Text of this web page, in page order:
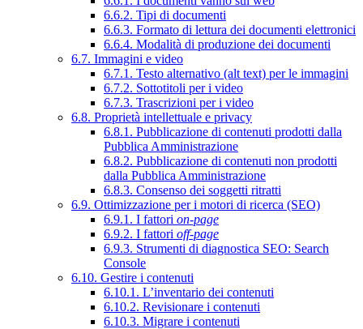
6.6.2. Tipi di documenti
6.6.3. Formato di lettura dei documenti elettronici
6.6.4. Modalità di produzione dei documenti
6.7. Immagini e video
6.7.1. Testo alternativo (alt text) per le immagini
6.7.2. Sottotitoli per i video
6.7.3. Trascrizioni per i video
6.8. Proprietà intellettuale e privacy
6.8.1. Pubblicazione di contenuti prodotti dalla
Pubblica Amministrazione
6.8.2. Pubblicazione di contenuti non prodotti
dalla Pubblica Amministrazione
6.8.3. Consenso dei soggetti ritratti
6.9. Ottimizzazione per i motori di ricerca (SEO)
6.9.1. I fattori on-page
6.9.2. I fattori off-page
6.9.3. Strumenti di diagnostica SEO: Search
Console
6.10. Gestire i contenuti
6.10.1. L’inventario dei contenuti
6.10.2. Revisionare i contenuti
6.10.3. Migrare i contenuti